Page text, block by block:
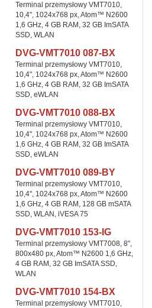
Terminal przemysłowy VMT7010,
10,4", 1024x768 px, Atom™ N2600
1,6 GHz, 4 GB RAM, 32 GB ImSATA
SSD, WLAN
DVG-VMT7010 087-BX
Terminal przemysłowy VMT7010,
10,4", 1024x768 px, Atom™ N2600
1,6 GHz, 4 GB RAM, 32 GB ImSATA
SSD, eWLAN
DVG-VMT7010 088-BX
Terminal przemysłowy VMT7010,
10,4", 1024x768 px, Atom™ N2600
1,6 GHz, 4 GB RAM, 32 GB ImSATA
SSD, eWLAN
DVG-VMT7010 089-BY
Terminal przemysłowy VMT7010,
10,4", 1024x768 px, Atom™ N2600
1,6 GHz, 4 GB RAM, 128 GB mSATA
SSD, WLAN, iVESA 75
DVG-VMT7010 153-IG
Terminal przemysłowy VMT7008, 8",
800x480 px, Atom™ N2600 1,6 GHz,
4 GB RAM, 32 GB ImSATA SSD,
WLAN
DVG-VMT7010 154-BX
Terminal przemysłowy VMT7010,